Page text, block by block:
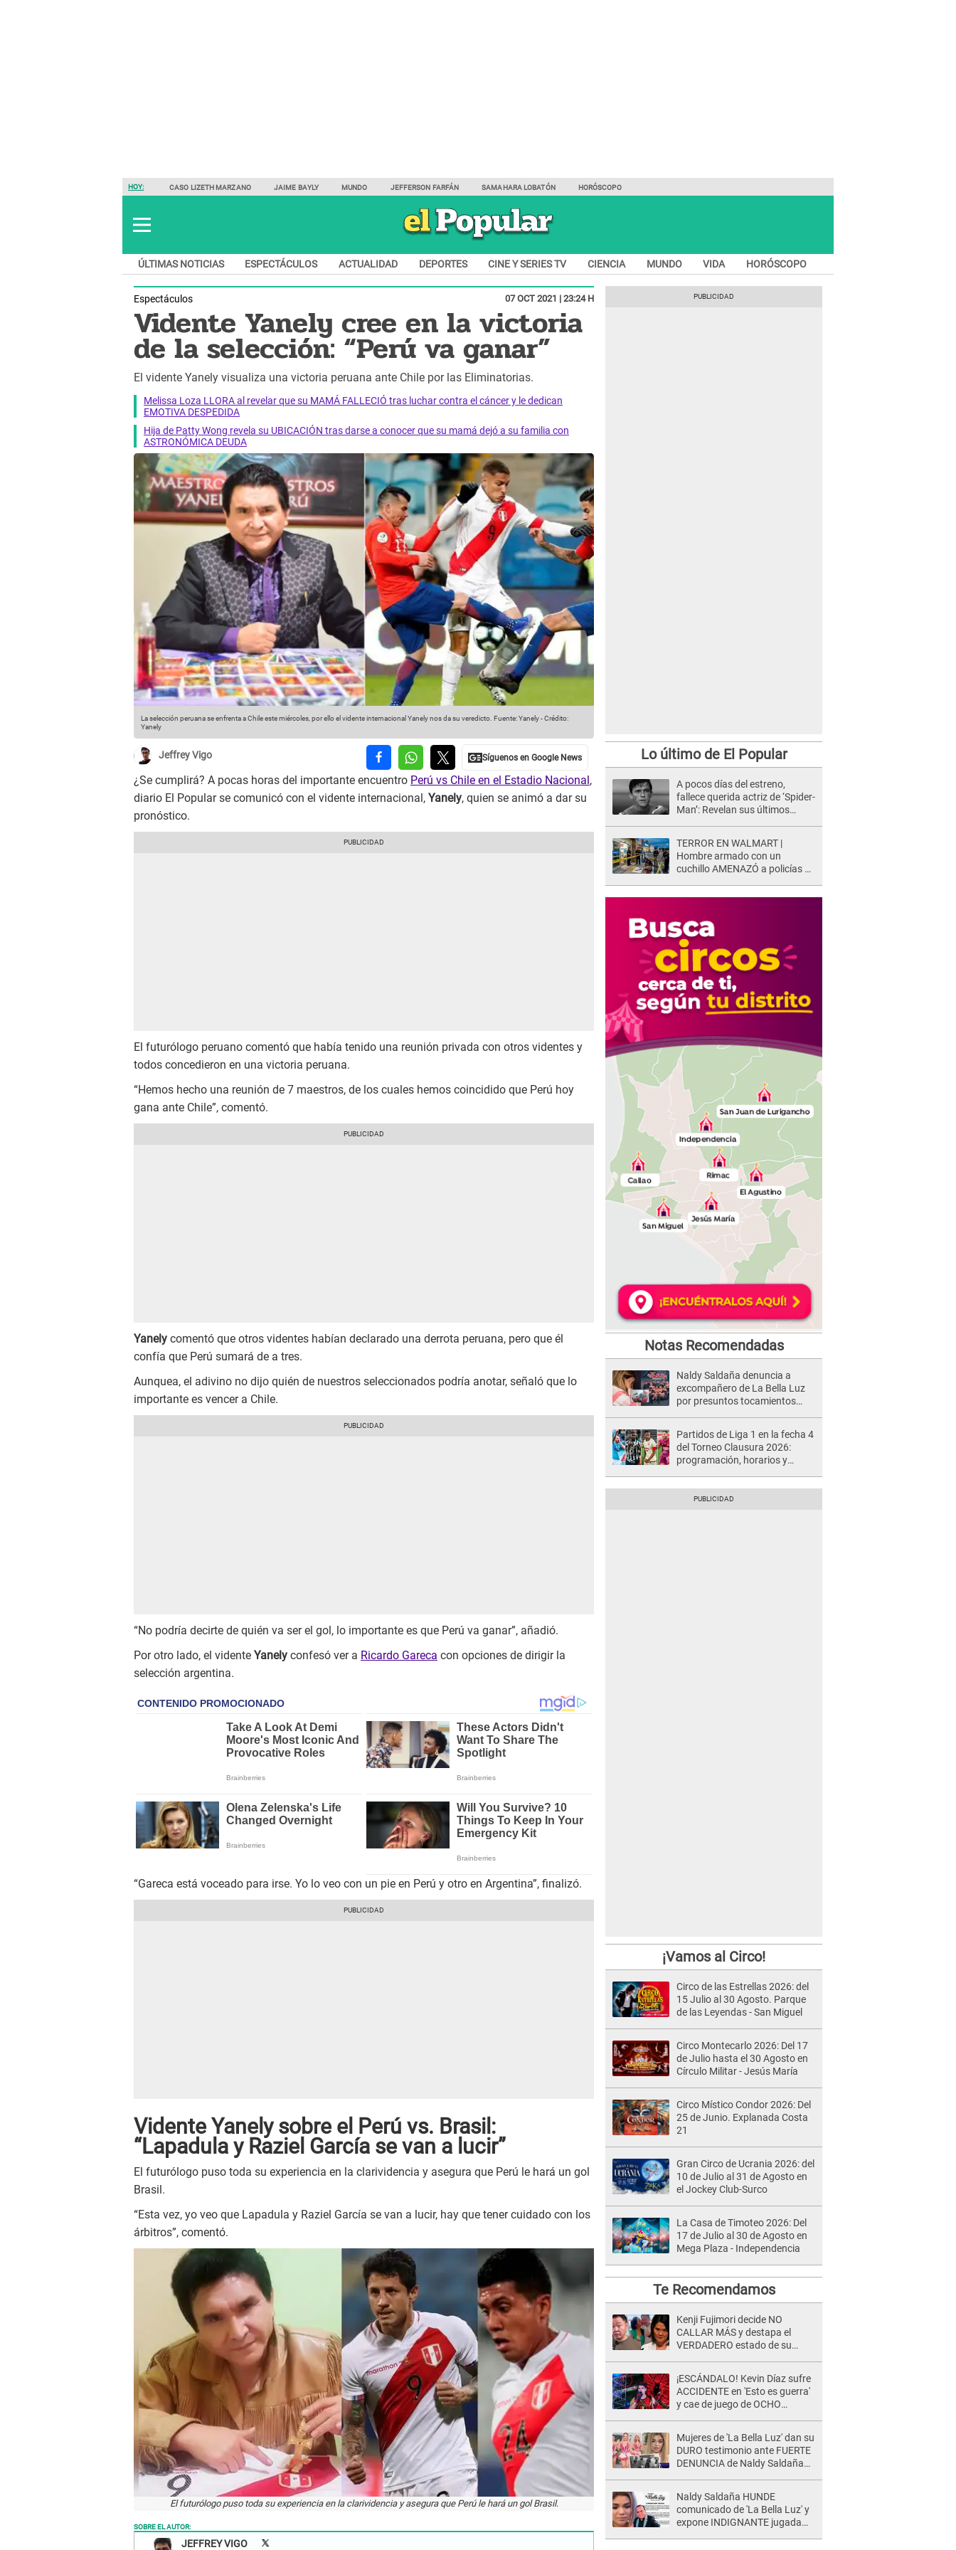
HOY: CASO LIZETH MARZANO JAIME BAYLY MUNDO JEFFERSON FARFÁN SAMAHARA LOBATÓN HORÓSCOPO
ÚLTIMAS NOTICIAS ESPECTÁCULOS ACTUALIDAD DEPORTES CINE Y SERIES TV CIENCIA MUNDO VIDA HORÓSCOPO
Espectáculos 07 OCT 2021 | 23:24 H
Vidente Yanely cree en la victoria
de la selección: “Perú va ganar”
El vidente Yanely visualiza una victoria peruana ante Chile por las Eliminatorias.
Melissa Loza LLORA al revelar que su MAMÁ FALLECIÓ tras luchar contra el cáncer y le dedican
EMOTIVA DESPEDIDA
Hija de Patty Wong revela su UBICACIÓN tras darse a conocer que su mamá dejó a su familia con
ASTRONÓMICA DEUDA
La selección peruana se enfrenta a Chile este miércoles, por ello el vidente internacional Yanely nos da su veredicto. Fuente: Yanely-Crédito:
Yanely
Jeffrey Vigo
¿Se cumplirá? A pocas horas del importante encuentro Perú vs Chile en el Estadio Nacional ,
diario El Popular se comunicó con el vidente internacional, Yanely, quien se animó a dar su
pronóstico.
El futurólogo peruano comentó que había tenido una reunión privada con otros videntes y
todos concedieron en una victoria peruana.
“Hemos hecho una reunión de 7 maestros, de los cuales hemos coincidido que Perú hoy
gana ante Chile”, comentó.
Yanely comentó que otros videntes habían declarado una derrota peruana, pero que él
confía que Perú sumará de a tres.
Aunquea, el adivino no dijo quién de nuestros seleccionados podría anotar, señaló que lo
importante es vencer a Chile.
“No podría decirte de quién va ser el gol, lo importante es que Perú va ganar”, añadió.
Por otro lado, el vidente Yanely confesó ver a Ricardo Gareca con opciones de dirigir la
selección argentina.
“Gareca está voceado para irse. Yo lo veo con un pie en Perú y otro en Argentina”, finalizó.
Vidente Yanely sobre el Perú vs. Brasil:
“Lapadula y Raziel García se van a lucir”
El futurólogo puso toda su experiencia en la clarividencia y asegura que Perú le hará un gol
Brasil.
“Esta vez, yo veo que Lapadula y Raziel García se van a lucir, hay que tener cuidado con los
árbitros”, comentó.
El futurólogo puso toda su experiencia en la clarividencia y asegura que Perú le hará un gol Brasil.
SOBRE EL AUTOR:
JEFFREY VIGO
Lo último de El Popular
A pocos días del estreno,
fallece querida actriz de ‘Spider-
Man’: Revelan sus últimos
TERROR EN WALMART |
Hombre armado con un
cuchillo AMENAZÓ a policías y
Notas Recomendadas
Naldy Saldaña denuncia a
excompañero de La Bella Luz
por presuntos tocamientos
Partidos de Liga 1 en la fecha 4
del Torneo Clausura 2026:
programación, horarios y
¡Vamos al Circo!
Circo de las Estrellas 2026: del
15 Julio al 30 Agosto. Parque
de las Leyendas - San Miguel
Circo Montecarlo 2026: Del 17
de Julio hasta el 30 Agosto en
Círculo Militar - Jesús María
Circo Místico Condor 2026: Del
25 de Junio. Explanada Costa
21
Gran Circo de Ucrania 2026: del
10 de Julio al 31 de Agosto en
el Jockey Club-Surco
La Casa de Timoteo 2026: Del
17 de Julio al 30 de Agosto en
Mega Plaza - Independencia
Te Recomendamos
Kenji Fujimori decide NO
CALLAR MÁS y destapa el
VERDADERO estado de su
Fujimori: "Mi familia es Érika, mi
suegra..."
¡ESCÁNDALO! Kevin Díaz sufre
ACCIDENTE en 'Esto es guerra'
y cae de juego de OCHO
Mujeres de 'La Bella Luz' dan su
DURO testimonio ante FUERTE
DENUNCIA de Naldy Saldaña
Naldy Saldaña HUNDE
comunicado de 'La Bella Luz' y
expone INDIGNANTE jugada